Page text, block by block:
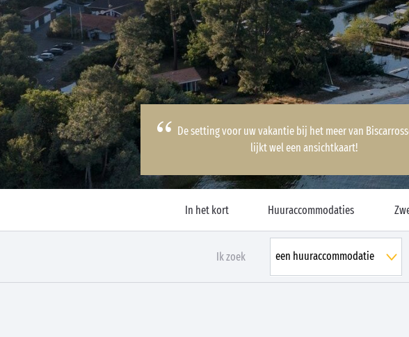
De setting voor uw vakantie bij het meer van
lijkt wel een ansichtkaart!
In het kort Huuraccommodaties
Ik zoek